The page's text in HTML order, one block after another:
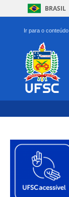
BRASIL
Ir para o conteúdo